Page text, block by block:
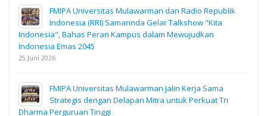
FMIPA Universitas Mulawarman dan Radio Republik
Indonesia (RRI) Samarinda Gelar Talkshow "Kita
Indonesia", Bahas Peran Kampus dalam Mewujudkan
Indonesia Emas 2045
25 Juni 2026
FMIPA Universitas Mulawarman Jalin Kerja Sama
Strategis dengan Delapan Mitra untuk Perkuat Tri
Dharma Perguruan Tinggi